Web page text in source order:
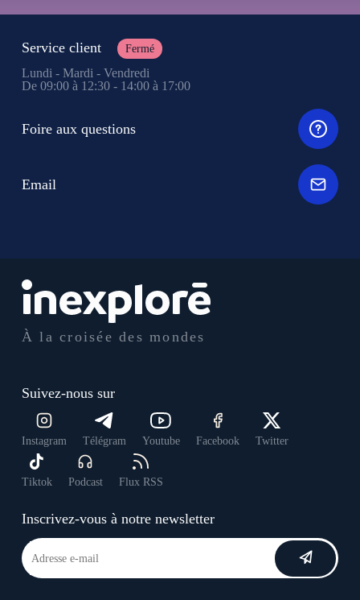
À la croisée des mondes
Suivez-nous sur
Instagram Télégram Youtube Facebook Twitter
Tiktok Podcast Flux RSS
Inscrivez-vous à notre newsletter
Service client Fermé
Lundi - Mardi - Vendredi
De 09:00 à 12:30 - 14:00 à 17:00
Foire aux questions
Email